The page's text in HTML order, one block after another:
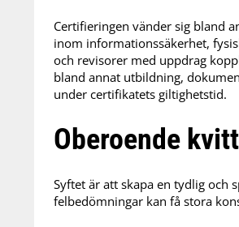
Certifieringen vänder sig bland
inom informationssäkerhet,
och revisorer med uppdrag
bland annat utbildning,
under certifikatets giltighetstid.
Oberoende
Syftet är att skapa en tydlig och
felbedömningar kan få stora